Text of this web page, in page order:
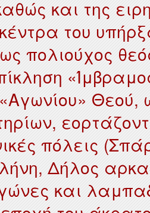
και της
του
πολιούχος
πόλεις
Δήλος
και